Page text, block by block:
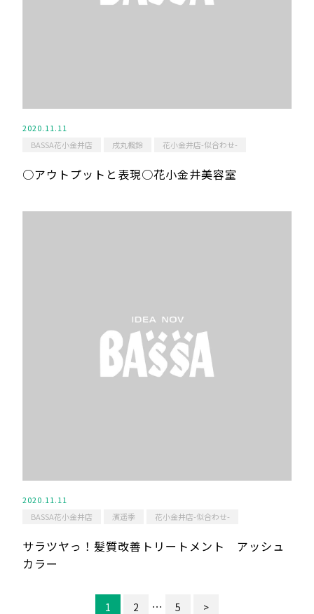
2020.11.11
BASSA花小金井店
戌丸楓鈴 花小金井店-似合わせ-
○アウトプットと表現○花小金井美容室
2020.11.11
BASSA花小金井店
濱遥季 花小金井店-似合わせ-
サラツヤっ！髪質改善トリートメント アッシュ
カラー
1 2 … 5 >